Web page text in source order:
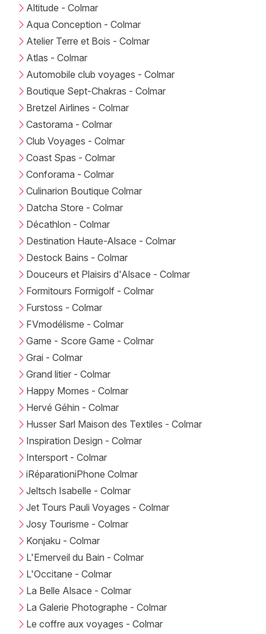
Altitude - Colmar
Aqua Conception - Colmar
Atelier Terre et Bois - Colmar
Atlas - Colmar
Automobile club voyages - Colmar
Boutique Sept-Chakras - Colmar
Bretzel Airlines - Colmar
Castorama - Colmar
Club Voyages - Colmar
Coast Spas - Colmar
Conforama - Colmar
Culinarion Boutique Colmar
Datcha Store - Colmar
Décathlon - Colmar
Destination Haute-Alsace - Colmar
Destock Bains - Colmar
Douceurs et Plaisirs d'Alsace - Colmar
Formitours Formigolf - Colmar
Furstoss - Colmar
FVmodélisme - Colmar
Game - Score Game - Colmar
Grai - Colmar
Grand litier - Colmar
Happy Momes - Colmar
Hervé Géhin - Colmar
Husser Sarl Maison des Textiles - Colmar
Inspiration Design - Colmar
Intersport - Colmar
iRéparationiPhone Colmar
Jeltsch Isabelle - Colmar
Jet Tours Pauli Voyages - Colmar
Josy Tourisme - Colmar
Konjaku - Colmar
L'Emerveil du Bain - Colmar
L'Occitane - Colmar
La Belle Alsace - Colmar
La Galerie Photographe - Colmar
Le coffre aux voyages - Colmar